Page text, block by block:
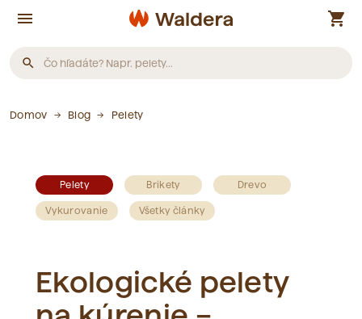
menu shopping_cart
search
Produkty
Články
Slovník pojmov
Domov Blog Pelety
Pelety Brikety Drevo
Vykurovanie Všetky články
Ekologické pelety